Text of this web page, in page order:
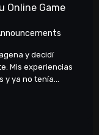
Online Game
y decidí
Mis experiencias
ya no tenía...